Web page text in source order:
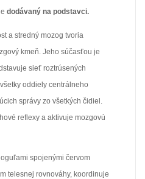
dodávaný na podstavci.
a stredný mozog tvoria
kmeň. Jeho súčasťou je
sieť roztrúsených
oddiely centrálneho
správy zo všetkých čidiel.
reflexy a aktivuje mozgovú
spojenými červom
telesnej rovnováhy, koordinuje